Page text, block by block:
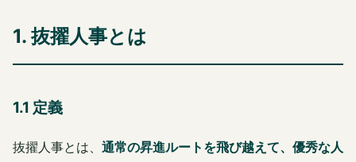
1. 抜擢人事とは
1.1 定義
抜擢人事とは、 通常の昇進ルートを飛び越えて、優秀な人